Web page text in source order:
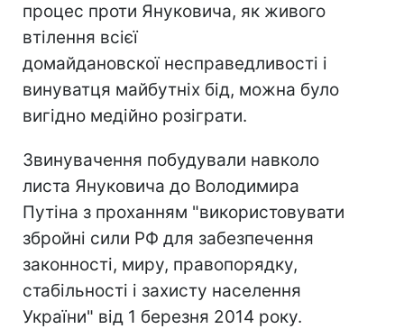
процес проти Януковича, як живого
втілення всієї
домайдановскої несправедливості і
винуватця майбутніх бід, можна було
вигідно медійно розіграти.
Звинувачення побудували навколо
листа Януковича до Володимира
Путіна з проханням "використовувати
збройні сили РФ для забезпечення
законності, миру, правопорядку,
стабільності і захисту населення
України" від 1 березня 2014 року.